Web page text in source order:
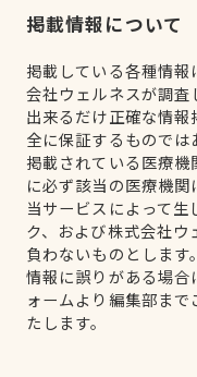
掲載情報について
掲載している各種情
会社ウェルネスが調査
出来るだけ正確な情
全に保証するものでは
掲載されている医療
に必ず該当の医療機関
当サービスによって
ク、および株式会社
負わないものとします。
情報に誤りがある場
ォームより編集部ま
たします。